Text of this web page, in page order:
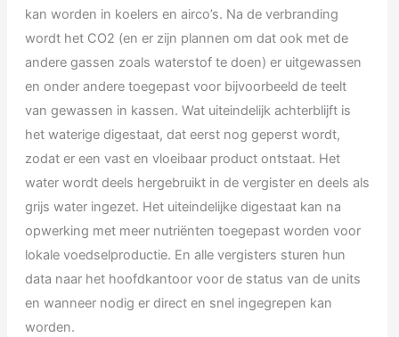
kan worden in koelers en airco’s. Na de verbranding
wordt het CO2 (en er zijn plannen om dat ook met de
andere gassen zoals waterstof te doen) er uitgewassen
en onder andere toegepast voor bijvoorbeeld de teelt
van gewassen in kassen. Wat uiteindelijk achterblijft is
het waterige digestaat, dat eerst nog geperst wordt,
zodat er een vast en vloeibaar product ontstaat. Het
water wordt deels hergebruikt in de vergister en deels als
grijs water ingezet. Het uiteindelijke digestaat kan na
opwerking met meer nutriënten toegepast worden voor
lokale voedselproductie. En alle vergisters sturen hun
data naar het hoofdkantoor voor de status van de units
en wanneer nodig er direct en snel ingegrepen kan
worden.